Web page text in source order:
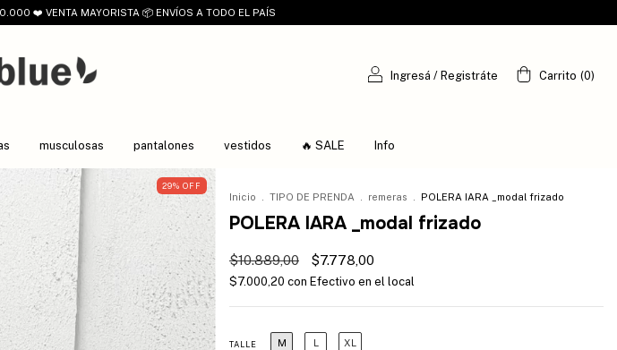
❤️ VENTA MAYORISTA 📦 ENVÍOS A TODO EL PAÍS
Ingresá / Registráte Carrito (0)
musculosas pantalones vestidos 🔥 SALE Info
29% OFF
Inicio TIPO DE PRENDA remeras POLERA IARA _modal frizado
POLERA IARA _modal frizado
$10.889,00 $7.778,00
$7.000,20 con Efectivo en el local
TALLE M L XL